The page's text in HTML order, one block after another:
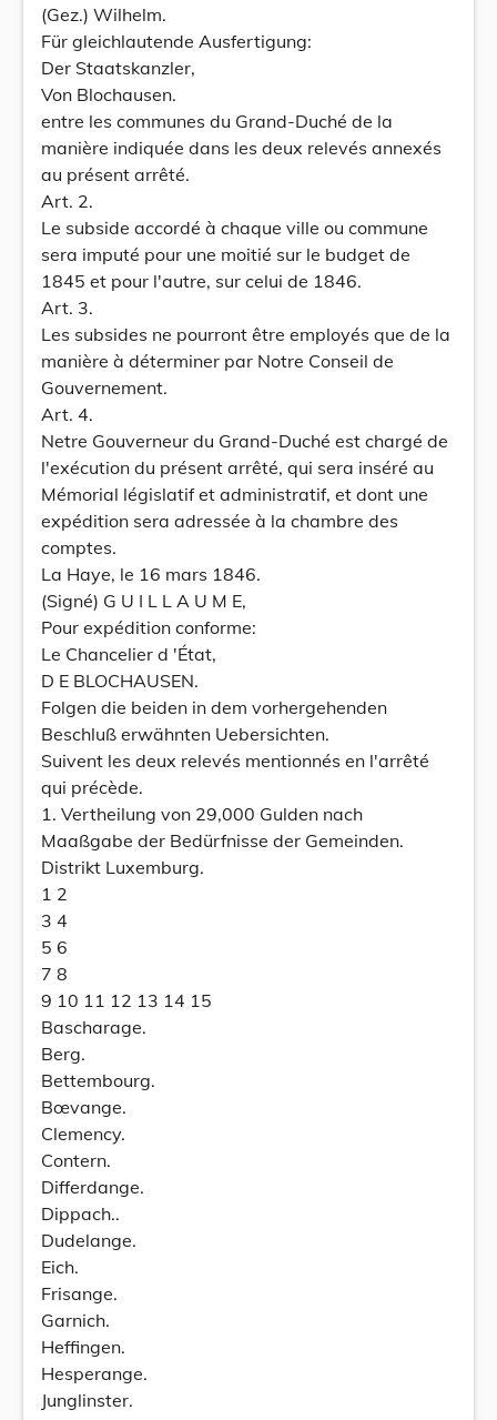
(Gez.) Wilhelm.
Für gleichlautende Ausfertigung:
Der Staatskanzler,
Von Blochausen.
entre les communes du Grand-Duché de la
manière indiquée dans les deux relevés annexés
au présent arrêté.
Art. 2.
Le subside accordé à chaque ville ou commune
sera imputé pour une moitié sur le budget de
1845 et pour l'autre, sur celui de 1846.
Art. 3.
Les subsides ne pourront être employés que de la
manière à déterminer par Notre Conseil de
Gouvernement.
Art. 4.
Netre Gouverneur du Grand-Duché est chargé de
l'exécution du présent arrêté, qui sera inséré au
Mémorial législatif et administratif, et dont une
expédition sera adressée à la chambre des
comptes.
La Haye, le 16 mars 1846.
(Signé) G U I L L A U M E,
Pour expédition conforme:
Le Chancelier d 'État,
D E BLOCHAUSEN.
Folgen die beiden in dem vorhergehenden
Beschluß erwähnten Uebersichten.
Suivent les deux relevés mentionnés en l'arrêté
qui précède.
1. Vertheilung von 29,000 Gulden nach
Maaßgabe der Bedürfnisse der Gemeinden.
Distrikt Luxemburg.
1 2
3 4
5 6
7 8
9 10 11 12 13 14 15
Bascharage.
Berg.
Bettembourg.
Bœvange.
Clemency.
Contern.
Differdange.
Dippach..
Dudelange.
Eich.
Frisange.
Garnich.
Heffingen.
Hesperange.
Junglinster.